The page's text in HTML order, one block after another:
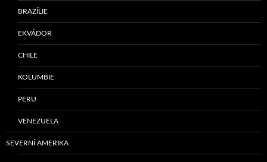
BRAZÍLIE
EKVÁDOR
CHILE
KOLUMBIE
PERU
VENEZUELA
SEVERNÍ AMERIKA